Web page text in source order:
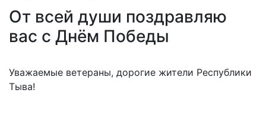
От всей души поздравляю
вас с Днём Победы
Уважаемые ветераны, дорогие жители Республики
Тыва!